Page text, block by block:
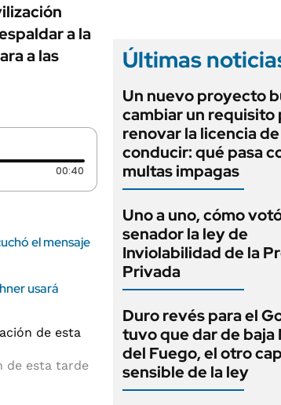
a la
a las
00:40 Duración: 40 segundos
el mensaje
usará
de esta tarde
Últimas
Un nuevo proyecto
cambiar un requisito
renovar la licencia de
conducir: qué pasa
multas impagas
Uno a uno, cómo
senador la ley de
Inviolabilidad de la
Privada
Duro revés para el
tuvo que dar de baja
del Fuego, el otro
sensible de la ley